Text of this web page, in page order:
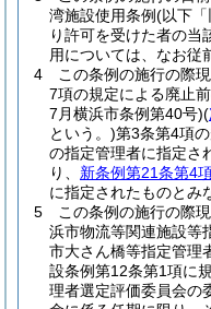
湾施設使用条例(以下「
り許可を受けた者の当
用については、なお従
4
この条例の施行の際
7項の規定による廃止
7月横浜市条例第40号)(
という。)第3条第4項
の指定管理者に指定さ
り、 新条例第21条第4
に指定されたものとみ
5
この条例の施行の際
浜市物流等関連施設等
市大さん橋等指定管理
設条例第12条第1項に
理者選定評価委員会の